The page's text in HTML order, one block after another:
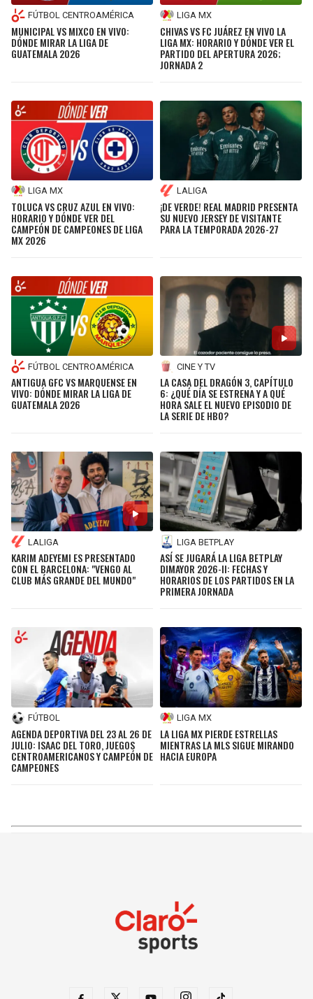
FÚTBOL CENTROAMÉRICA
MUNICIPAL VS MIXCO EN VIVO:
DÓNDE MIRAR LA LIGA DE
GUATEMALA 2026
LIGA MX
CHIVAS VS FC JUÁREZ EN VIVO LA
LIGA MX: HORARIO Y DÓNDE VER EL
PARTIDO DEL APERTURA 2026;
JORNADA 2
LIGA MX
TOLUCA VS CRUZ AZUL EN VIVO:
HORARIO Y DÓNDE VER DEL
CAMPEÓN DE CAMPEONES DE LIGA
MX 2026
LALIGA
¡DE VERDE! REAL MADRID PRESENTA
SU NUEVO JERSEY DE VISITANTE
PARA LA TEMPORADA 2026-27
FÚTBOL CENTROAMÉRICA
ANTIGUA GFC VS MARQUENSE EN
VIVO: DÓNDE MIRAR LA LIGA DE
GUATEMALA 2026
CINE Y TV
LA CASA DEL DRAGÓN 3, CAPÍTULO
6: ¿QUÉ DÍA SE ESTRENA Y A QUÉ
HORA SALE EL NUEVO EPISODIO DE
LA SERIE DE HBO?
LALIGA
KARIM ADEYEMI ES PRESENTADO
CON EL BARCELONA: "VENGO AL
CLUB MÁS GRANDE DEL MUNDO"
LIGA BETPLAY
ASÍ SE JUGARÁ LA LIGA BETPLAY
DIMAYOR 2026-II: FECHAS Y
HORARIOS DE LOS PARTIDOS EN LA
PRIMERA JORNADA
FÚTBOL
AGENDA DEPORTIVA DEL 23 AL 26 DE
JULIO: ISAAC DEL TORO, JUEGOS
CENTROAMERICANOS Y CAMPEÓN DE
CAMPEONES
LIGA MX
LA LIGA MX PIERDE ESTRELLAS
MIENTRAS LA MLS SIGUE MIRANDO
HACIA EUROPA